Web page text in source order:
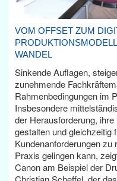
VOM OFFSET ZUM
WANDEL
Sinkende Auflagen,
zunehmende
Rahmenbedingungen im
Insbesondere
der Herausforderung,
gestalten und gleichzeitig
Kundenanforderungen zu
Praxis gelingen kann,
Canon am Beispiel der